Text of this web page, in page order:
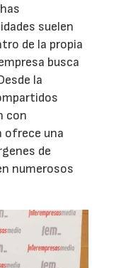
suelen
de la propia
busca
la
con
ofrece una
de
numerosos